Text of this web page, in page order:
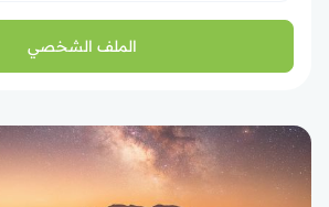
الملف الشخصي